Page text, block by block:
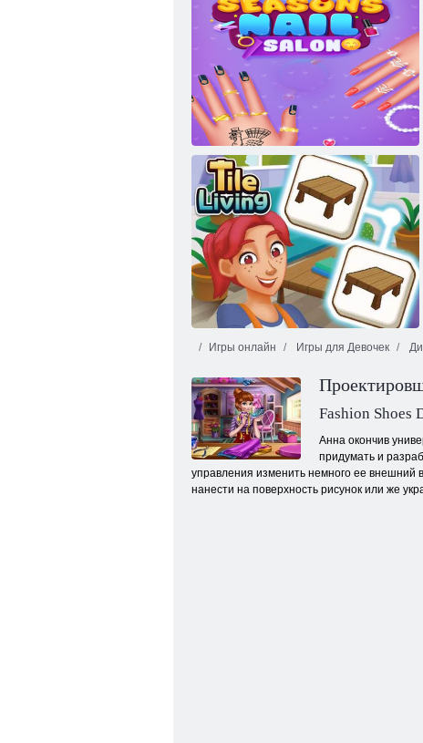
Маникюрный салон Все сезоны
Плитка жизни
Игры онлайн Игры для Девочек
Fashion Shoes
Анна окончив
придумать и
управления изменить немного ее внешний
нанести на поверхность рисунок или же